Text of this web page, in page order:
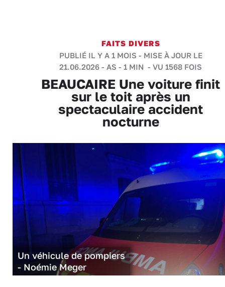
FAITS DIVERS
PUBLIÉ IL Y A 1 MOIS - MISE À JOUR LE
21.06.2026 - AS - 1 MIN - VU 1568 FOIS
BEAUCAIRE Une voiture finit
sur le toit après un
spectaculaire accident
nocturne
Un véhicule de pompiers
- Noémie Meger